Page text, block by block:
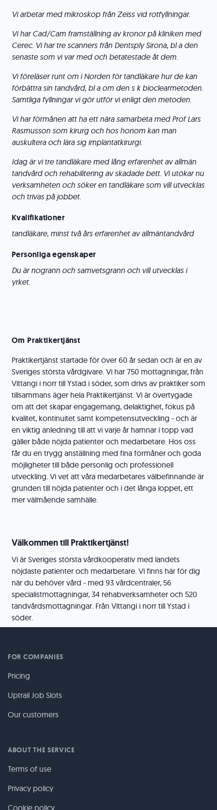
Vi arbetar med mikroskop från Zeiss vid rotfyllningar.
Vi har Cad/Cam framställning av kronor på kliniken med
Cerec. Vi har tre scanners från Dentsply Sirona, bl a den
senaste som vi var med och betatestade åt dem.
Vi föreläser runt om i Norden för tandläkare hur de kan
förbättra sin tandvård, bl a om den s k bioclearmetoden.
Samtliga fyllningar vi gör utför vi enligt den metoden.
Vi har förmånen att ha ett nära samarbeta med Prof Lars
Rasmusson som kirurg och hos honom kan man
auskultera och lära sig implantatkirurgi.
Idag är vi tre tandläkare med lång erfarenhet av allmän
tandvård och rehabilitering av skadade bett. Vi utökar nu
verksamheten och söker en tandläkare som vill utvecklas
och trivas på jobbet.
Kvalifikationer
tandläkare, minst två års erfarenhet av allmäntandvård
Personliga egenskaper
Du är nogrann och samvetsgrann och vill utvecklas i
yrket.
Om Praktikertjänst
Praktikertjänst startade för över 60 år sedan och är en av
Sveriges största vårdgivare. Vi har 750 mottagningar, från
Vittangi i norr till Ystad i söder, som drivs av praktiker som
tillsammans äger hela Praktikertjänst. Vi är övertygade
om att det skapar engagemang, delaktighet, fokus på
kvalitet, kontinuitet samt kompetensutveckling - och är
en viktig anledning till att vi varje år hamnar i topp vad
gäller både nöjda patienter och medarbetare. Hos oss
får du en trygg anställning med fina förmåner och goda
möjligheter till både personlig och professionell
utveckling. Vi vet att våra medarbetares välbefinnande är
grunden till nöjda patienter och i det långa loppet, ett
mer välmående samhälle.
Välkommen till Praktikertjänst!
Vi är Sveriges största vårdkooperativ med landets
nöjdaste patienter och medarbetare. Vi finns här för dig
när du behöver vård - med 93 vårdcentraler, 56
specialistmottagningar, 34 rehabverksamheter och 520
tandvårdsmottagningar. Från Vittangi i norr till Ystad i
söder.
FOR COMPANIES
Pricing
Uptrail Job Slots
Our customers
ABOUT THE SERVICE
Terms of use
Privacy policy
Cookie policy